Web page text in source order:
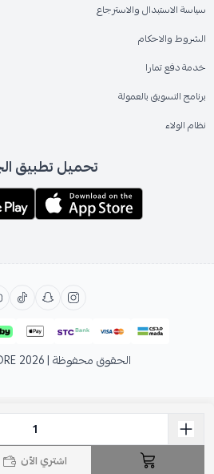
اشتري الآن
سياسة الاستبدال والاسترجاع
الشروط والاحكام
خدمة دفع تمارا
برنامج التسويق بالعمولة
نظام الولاء
تحميل تطبيق
الحقوق محفوظة | 2026